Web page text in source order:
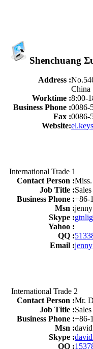
Shenchuang
Address :
China
Worktime :8:00-
Business Phone :0086-
Fax :0086-
Website:
International Trade 1
Contact Person :
Job Title :
Business Phone :+86-
Msn :
Skype :
Yahoo :
QQ :
Email :
International Trade 2
Contact Person :Mr.
Job Title :
Business Phone :+86-
Msn :
Skype :
QQ :